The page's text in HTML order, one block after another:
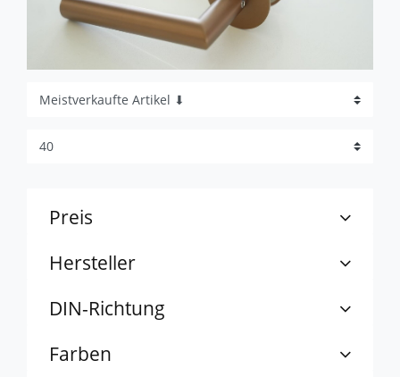
Preis
Hersteller
DIN-Richtung
Farben